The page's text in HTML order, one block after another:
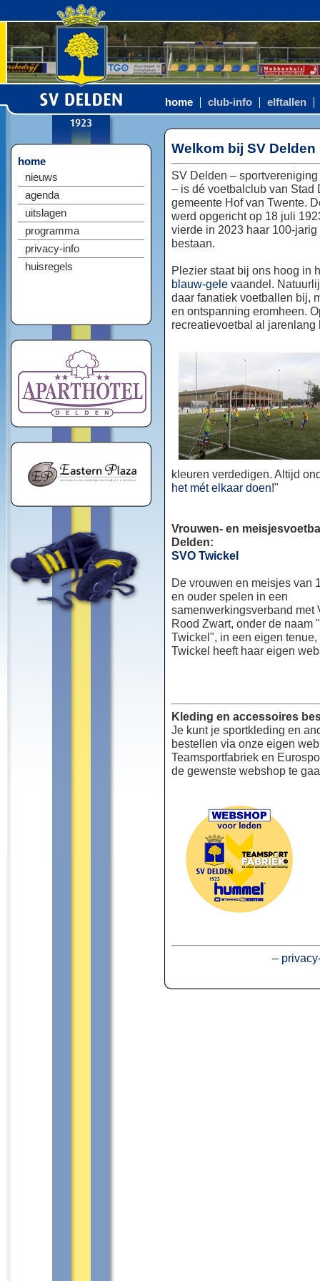
home club-info elftallen
home
nieuws
agenda
uitslagen
programma
privacy-info
huisregels
Welkom bij SV Delden
SV Delden –
– is dé voetbalclub van Stad
gemeente Hof van Twente.
werd opgericht op 18 juli
vierde in 2023 haar 100-jarig
bestaan.
Plezier staat bij ons hoog in
blauw-gele vaandel.
daar fanatiek voetballen bij,
en ontspanning eromheen.
recreatievoetbal al jarenlang
kleuren verdedigen. Altijd
het mét elkaar doen!"
Vrouwen- en
Delden:
SVO Twickel
De vrouwen en meisjes van
en ouder spelen in een
samenwerkingsverband met
Rood Zwart, onder de naam
Twickel", in een eigen
Twickel heeft haar eigen
Kleding en accessoires
Je kunt je sportkleding en
bestellen via onze eigen
Teamsportfabriek en
de gewenste webshop te
–